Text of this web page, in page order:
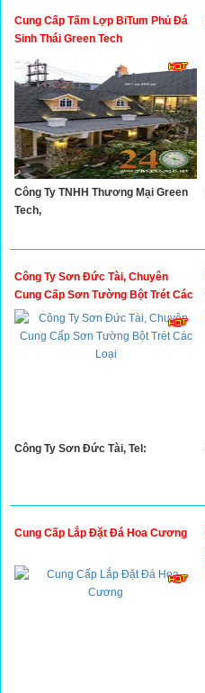
Cung Cấp Tấm Lợp BiTum Phủ Đá
Sinh Thái Green Tech
Công Ty TNHH Thương Mại Green
Tech,
Công Ty Sơn Đức Tài, Chuyên
Cung Cấp Sơn Tường Bột Trét Các
Loại
Công Ty Sơn Đức Tài, Tel:
Cung Cấp Lắp Đặt Đá Hoa Cương